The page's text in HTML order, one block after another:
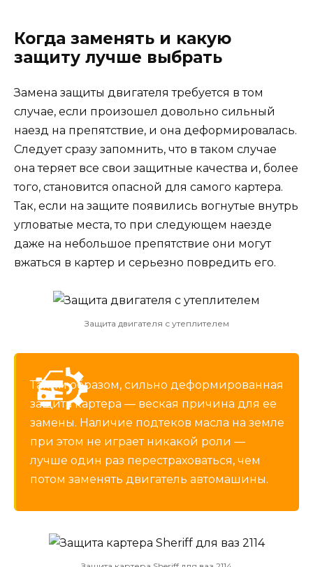
Когда заменять и какую
защиту лучше выбрать
Замена защиты двигателя требуется в том
случае, если произошел довольно сильный
наезд на препятствие, и она деформировалась.
Следует сразу запомнить, что в таком случае
она теряет все свои защитные качества и, более
того, становится опасной для самого картера.
Так, если на защите появились вогнутые внутрь
угловатые места, то при следующем наезде
даже на небольшое препятствие они могут
вжаться в картер и серьезно повредить его.
Защита двигателя с утеплителем
Таким образом, сильно деформированная
защита картера — веская причина для ее
замены. Наличие подтеков масла на земле
при этом не играет никакой роли —
лучше один раз перестраховаться, чем
потом заменять двигатель автомашины.